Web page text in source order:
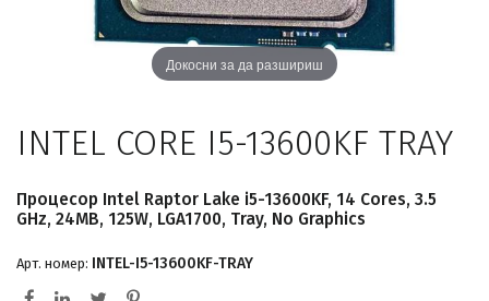
Докосни за да разшириш
INTEL CORE I5-13600KF TRAY
Процесор Intel Raptor Lake i5-13600KF, 14 Cores, 3.5
GHz, 24MB, 125W, LGA1700, Tray, No Graphics
Арт. номер: INTEL-I5-13600KF-TRAY